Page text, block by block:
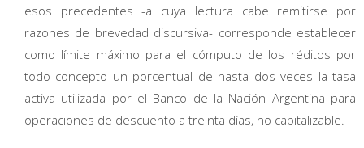
esos precedentes -a cuya lectura cabe remitirse por
razones de brevedad discursiva- corresponde establecer
como límite máximo para el cómputo de los réditos por
todo concepto un porcentual de hasta dos veces la tasa
activa utilizada por el Banco de la Nación Argentina para
operaciones de descuento a treinta días, no capitalizable.